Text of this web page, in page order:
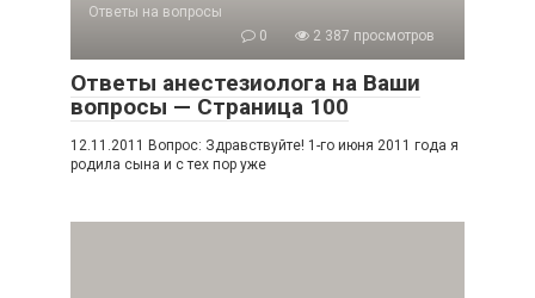
Ответы на вопросы
0
2 387 просмотров
Ответы анестезиолога на Ваши
вопросы — Страница 100
12.11.2011 Вопрос: Здравствуйте! 1-го июня 2011 года я
родила сына и с тех пор уже